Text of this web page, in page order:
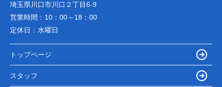
埼玉県川口市川口２丁目6-9
営業時間： 10：00～18：00
定休日： 水曜日
トップページ
スタッフ